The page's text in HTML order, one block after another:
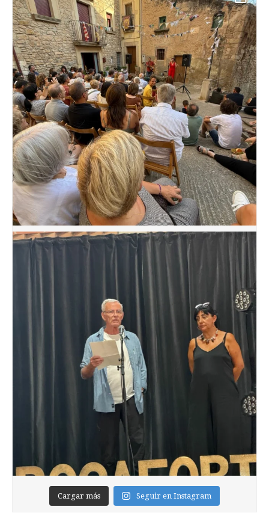
Cargar más Seguir en Instagram